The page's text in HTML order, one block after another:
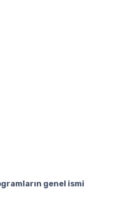
genel ismi